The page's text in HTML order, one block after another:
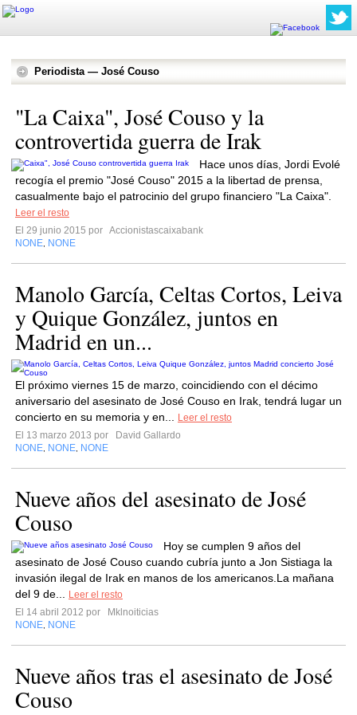
Periodista — José Couso
"La Caixa", José Couso y la
controvertida guerra de Irak
Hace unos días, Jordi Evolé
recogía el premio "José Couso" 2015 a la libertad de prensa,
casualmente bajo el patrocinio del grupo financiero "La Caixa".
Leer el resto
El 29 junio 2015 por Accionistascaixabank
NONE NONE
Manolo García, Celtas Cortos, Leiva
y Quique González, juntos en
Madrid en un...
El próximo viernes 15 de marzo, coincidiendo con el décimo
aniversario del asesinato de José Couso en Irak, tendrá lugar un
concierto en su memoria y en...
Leer el resto
El 13 marzo 2013 por
David Gallardo
NONE NONE NONE
Nueve años del asesinato de José
Couso
Hoy se cumplen 9 años del
asesinato de José Couso cuando cubría junto a Jon Sistiaga la
invasión ilegal de Irak en manos de los americanos.La mañana
del 9 de...
Leer el resto
El 14 abril 2012 por
Mklnoiticias
NONE NONE
Nueve años tras el asesinato de José
Couso